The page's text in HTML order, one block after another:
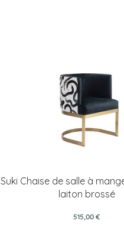
Suki Chaise de salle à
laiton brossé
515,00 €